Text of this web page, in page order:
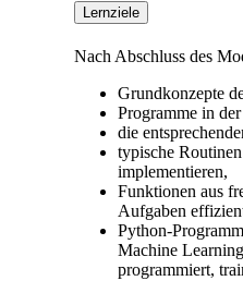
Lernziele
Nach Abschluss des
Grundkonzepte
Programme in
die
typische
implementieren,
Funktionen aus
Aufgaben
Python-
Machine
programmiert,